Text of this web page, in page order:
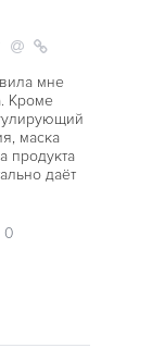
мне
Кроме
маска
продукта
даёт
0